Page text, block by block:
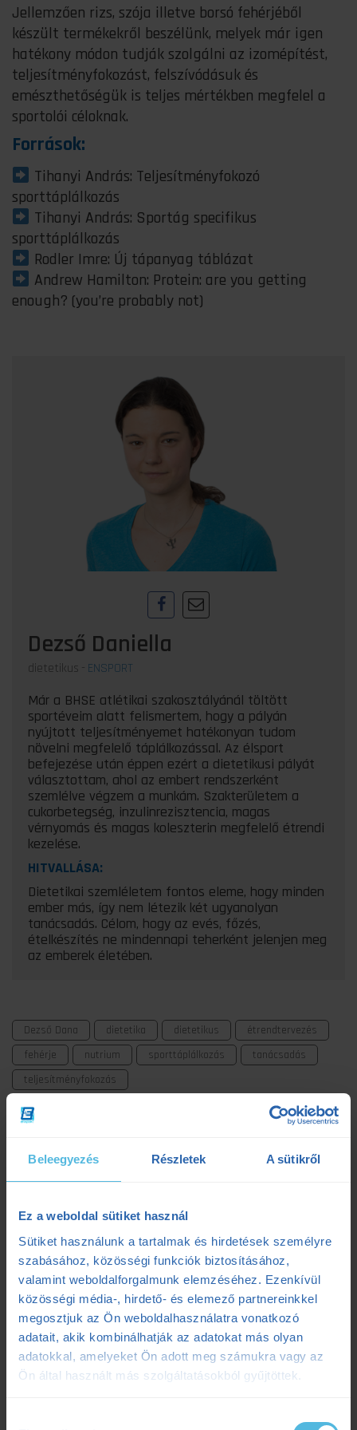
Beleegyezés Részletek A sütikről
Ez a weboldal sütiket használ
Sütiket használunk a tartalmak és hirdetések személyre
szabásához, közösségi funkciók biztosításához,
valamint weboldalforgalmunk elemzéséhez. Ezenkívül
közösségi média-, hirdető- és elemező partnereinkkel
megosztjuk az Ön weboldalhasználatra vonatkozó
adatait, akik kombinálhatják az adatokat más olyan
adatokkal, amelyeket Ön adott meg számukra vagy az
Ön által használt más szolgáltatásokból gyűjtöttek.
Jellemzően rizs, szója illetve borsó fehérjéből
készült termékekről beszélünk, melyek már igen
hatékony módon tudják szolgálni az izomépítést,
teljesítményfokozást, felszívódásuk és
emészthetőségük is teljes mértékben megfelel a
sportolói céloknak.
Források:
Tihanyi András: Teljesítményfokozó
sporttáplálkozás
Tihanyi András: Sportág specifikus
sporttáplálkozás
Rodler Imre: Új tápanyag táblázat
Andrew Hamilton: Protein: are you getting
enough? (you’re probably not)
Dezső Daniella
dietetikus - ENSPORT
Már a BHSE atlétikai szakosztályánál töltött
sportéveim alatt felismertem, hogy a pályán
nyújtott teljesítményemet hatékonyan tudom
növelni megfelelő táplálkozással. Az élsport
befejezése után éppen ezért a dietetikusi pályát
választottam, ahol az embert rendszerként
szemlélve végzem a munkám. Szakterületem a
cukorbetegség, inzulinrezisztencia, magas
vérnyomás és magas koleszterin megfelelő étrendi
kezelése.
HITVALLÁSA:
Dietetikai szemléletem fontos eleme, hogy minden
ember más, így nem létezik két ugyanolyan
tanácsadás. Célom, hogy az evés, főzés,
ételkészítés ne mindennapi teherként jelenjen meg
az emberek életében.
Dezső Dana dietetika dietetikus
étrendtervezés
fehérje
nutrium sporttáplálkozás
tanácsadás
teljesítményfokozás
#ensportarcok(5)
Balázs Bogi (futó)(1)
Bikefit(2)
Edzéselemzés(1)
Edzéselmélet(48)